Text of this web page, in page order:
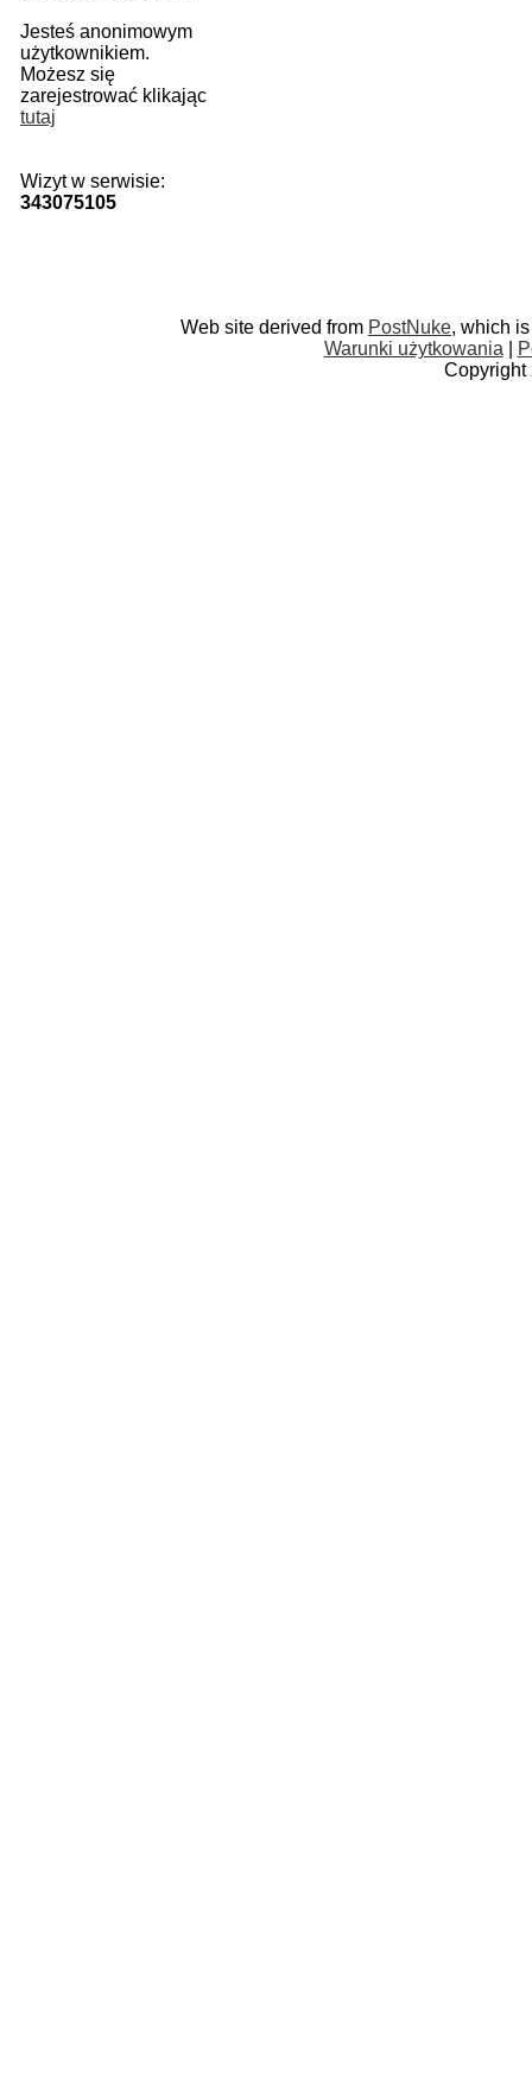
Jesteś anonimowym
użytkownikiem.
Możesz się
zarejestrować klikając
tutaj
Wizyt w serwisie:
343075105
Web site derived from PostNuke, which
Warunki użytkowania
Copyright